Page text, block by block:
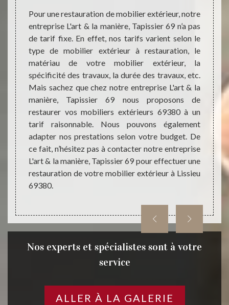
en
et
être
en
et
pour
Pour une restauration de mobilier extérieur, notre
entreprise L'art & la manière, Tapissier 69 n’a pas
de tarif fixe. En effet, nos tarifs varient selon le
type de mobilier extérieur à restauration, le
matériau de votre mobilier extérieur, la
spécificité des travaux, la durée des travaux, etc.
Mais sachez que chez notre entreprise L'art & la
manière, Tapissier 69 nous proposons de
restaurer vos mobiliers extérieurs 69380 à un
tarif raisonnable. Nous pouvons également
adapter nos prestations selon votre budget. De
ce fait, n’hésitez pas à contacter notre entreprise
L'art & la manière, Tapissier 69 pour effectuer une
restauration de votre mobilier extérieur à Lissieu
69380.
Les
font
;
une
tant
la
de
Nos experts et spécialistes sont à votre
service
ALLER À LA GALERIE